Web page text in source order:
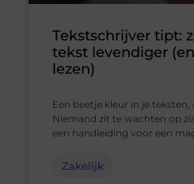
Tekstschrijver tipt:
tekst levendiger
lezen)
Een beetje kleur in je teksten,
Niemand zit te wachten op
een handleiding voor een
Zakelijk